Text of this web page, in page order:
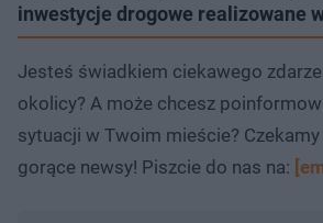
inwestycje drogowe realizowane
Jesteś świadkiem ciekawego
okolicy? A może chcesz
sytuacji w Twoim mieście?
gorące newsy! Piszcie do nas na: